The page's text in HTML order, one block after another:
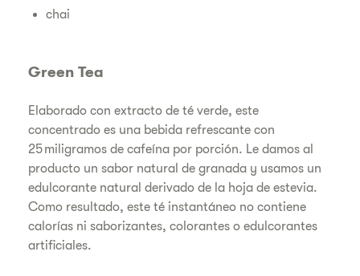
chai
Green Tea
Elaborado con extracto de té verde, este
concentrado es una bebida refrescante con
25 miligramos de cafeína por porción. Le damos al
producto un sabor natural de granada y usamos un
edulcorante natural derivado de la hoja de estevia.
Como resultado, este té instantáneo no contiene
calorías ni saborizantes, colorantes o edulcorantes
artificiales.